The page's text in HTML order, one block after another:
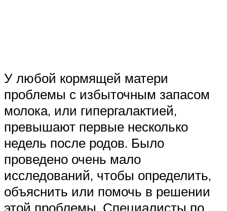
У любой кормящей матери
проблемы с избыточным запасом
молока, или гипергалактией,
превышают первые несколько
недель после родов. Было
проведено очень мало
исследований, чтобы определить,
объяснить или помочь в решении
этой проблемы. Специалисты по